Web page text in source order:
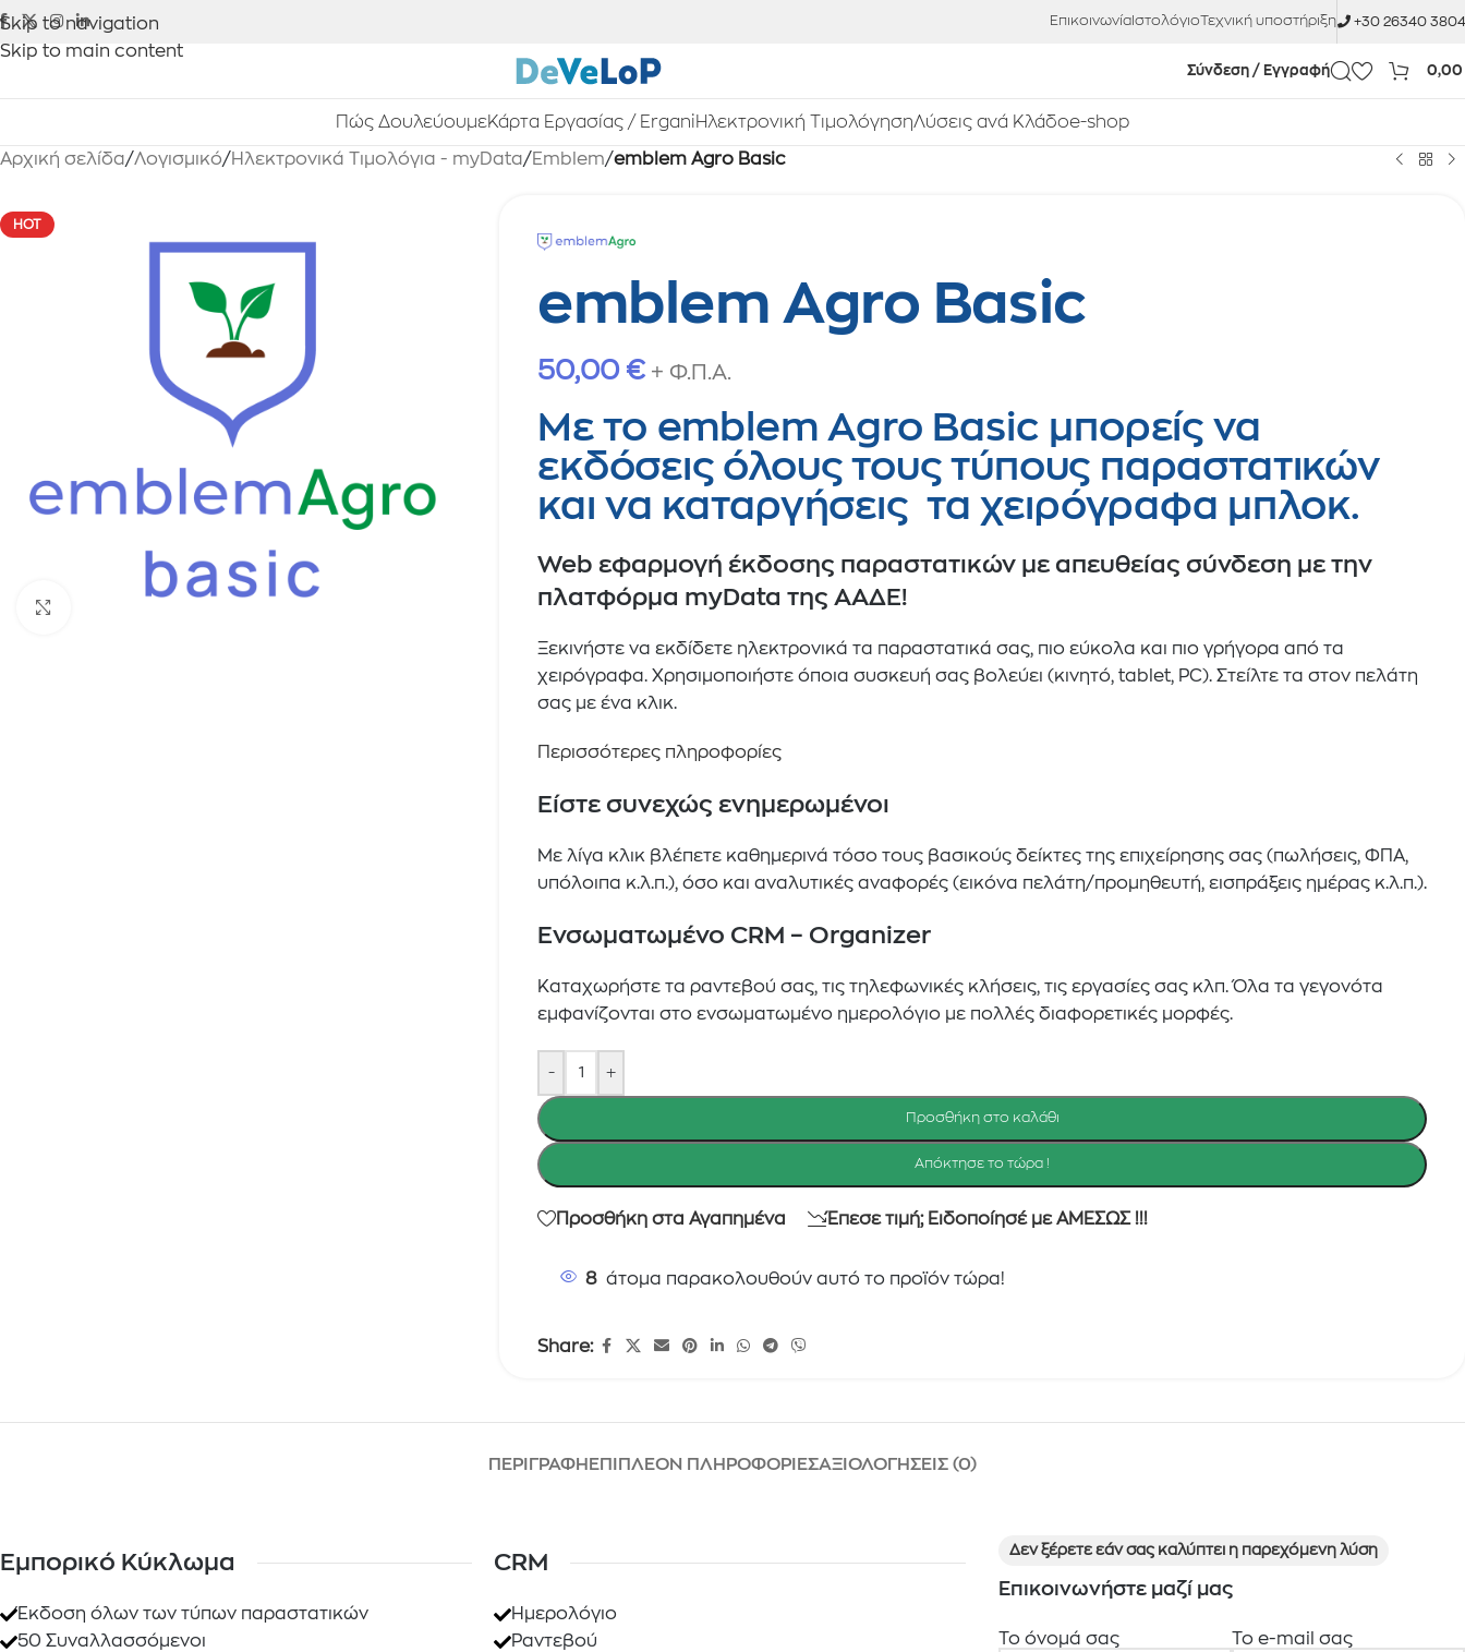
Skip to navigation
Skip to main content
Επικοινωνία ΙστολόγιοΤεχνική υποστήριξη +30 26340
Σύνδεση / Εγγραφή 0,00
Πώς ΔουλεύουμεΚάρτα Εργασίας / ErganiΗλεκτρονική ΤιμολόγησηΛύσεις ανά Κλάδοe-shop
Αρχική σελίδα/Λογισμικό/Ηλεκτρονικά Τιμολόγια - myData/Emblem/emblem Agro Basic
HOT
emblem Agro Basic
50,00 € + Φ.Π.Α.
Με το emblem Agro Basic μπορείς να
εκδόσεις όλους τους τύπους παραστατικών
και να καταργήσεις τα χειρόγραφα μπλοκ.
Web εφαρμογή έκδοσης παραστατικών με απευθείας σύνδεση με την
πλατφόρμα myData της ΑΑΔΕ!
Ξεκινήστε να εκδίδετε ηλεκτρονικά τα παραστατικά σας, πιο εύκολα και πιο γρήγορα από τα
χειρόγραφα. Χρησιμοποιήστε όποια συσκευή σας βολεύει (κινητό, tablet, PC). Στείλτε τα στον πελάτη
σας με ένα κλικ.
Περισσότερες πληροφορίες
Είστε συνεχώς ενημερωμένοι
Με λίγα κλικ βλέπετε καθημερινά τόσο τους βασικούς δείκτες της επιχείρησης σας (πωλήσεις, ΦΠΑ,
υπόλοιπα κ.λ.π.), όσο και αναλυτικές αναφορές (εικόνα πελάτη/προμηθευτή, εισπράξεις ημέρας κ.λ.π.).
Ενσωματωμένο CRM – Organizer
Καταχωρήστε τα ραντεβού σας, τις τηλεφωνικές κλήσεις, τις εργασίες σας κλπ. Όλα τα γεγονότα
εμφανίζονται στο ενσωματωμένο ημερολόγιο με πολλές διαφορετικές μορφές.
- +
Προσθήκη στο καλάθι
Απόκτησε το τώρα !
Προσθήκη στα Αγαπημένα Έπεσε τιμή; Ειδοποίησέ με ΑΜΕΣΩΣ !!!
8 άτομα παρακολουθούν αυτό το προϊόν τώρα!
Share:
ΠΕΡΙΓΡΑΦΉ ΕΠΙΠΛΈΟΝ ΠΛΗΡΟΦΟΡΊΕΣΑΞΙΟΛΟΓΉΣΕΙΣ (0)
Εμπορικό Κύκλωμα
Έκδοση όλων των τύπων παραστατικών
50 Συναλλασσόμενοι
CRM
Ημερολόγιο
Ραντεβού
Δεν ξέρετε εάν σας καλύπτει η παρεχόμενη λύση
Επικοινωνήστε μαζί μας
Το όνομά σας Το e-mail σας